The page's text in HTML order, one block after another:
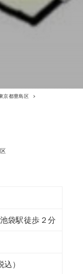
京都豊島区
袋駅徒歩２分
）